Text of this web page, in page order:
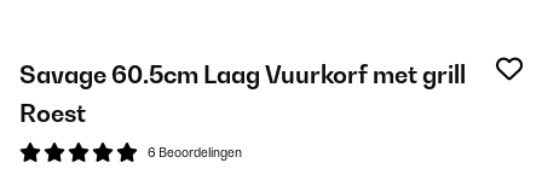
Savage 60.5cm Laag Vuurkorf met grill
Roest
6 Beoordelingen